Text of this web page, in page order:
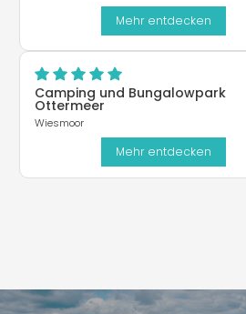
Mehr entdecken
Camping und Bungalowpark
Ottermeer
Wiesmoor
Mehr entdecken